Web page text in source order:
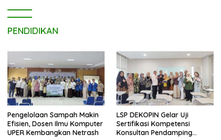
PENDIDIKAN
Pengelolaan Sampah Makin
Efisien, Dosen Ilmu Komputer
UPER Kembangkan Netrash
LSP DEKOPIN Gelar Uji
Sertifikasi Kompetensi
Konsultan Pendamping